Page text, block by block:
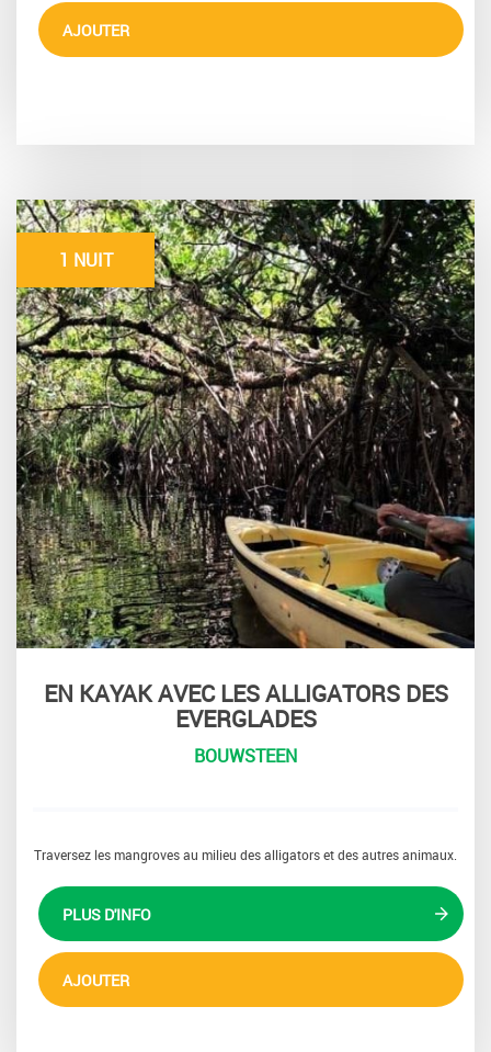
AJOUTER
1 NUIT
EN KAYAK AVEC LES ALLIGATORS DES
EVERGLADES
BOUWSTEEN
Traversez les mangroves au milieu des alligators et des autres animaux.
PLUS D'INFO
AJOUTER